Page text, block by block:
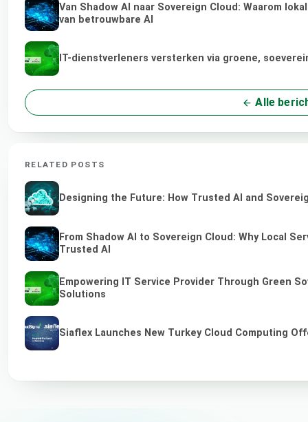
Van Shadow AI naar Sovereign Cloud: Waarom
van betrouwbare AI
IT-dienstverleners versterken via groene,
Alle
RELATED POSTS
Designing the Future: How Trusted AI and
From Shadow AI to Sovereign Cloud: Why Local
Trusted AI
Empowering IT Service Provider Through Green
Solutions
Siaflex Launches New Turkey Cloud Computing